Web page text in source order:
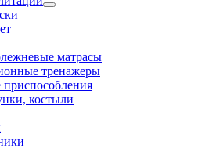
матрасы
тренажеры
костыли